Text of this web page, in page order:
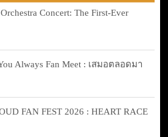
Concert: The First-Ever
Always Fan Meet : เสมอตลอดมา
FAN FEST 2026 : HEART RACE